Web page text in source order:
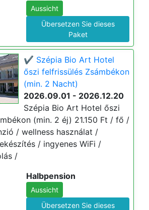
Aussicht
Übersetzen Sie dieses
Paket
✔️ Szépia Bio Art Hotel
őszi felfrissülés Zsámbékon
(min. 2 Nacht)
2026.09.01 - 2026.12.20
Szépia Bio Art Hotel őszi
(min. 2 éj) 21.150 Ft / fő /
/ wellness használat /
/ ingyenes WiFi /
/
Halbpension
Aussicht
Übersetzen Sie dieses